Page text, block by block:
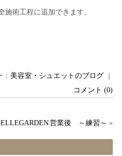
程に追加できます。
美容室・シュエットのブログ
コメント (0)
営業後 ～練習～ »